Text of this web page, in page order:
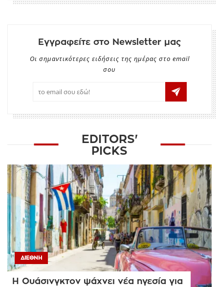
Εγγραφείτε στο Newsletter μας
Οι σημαντικότερες ειδήσεις της ημέρας στο email
σου
EDITORS'
PICKS
ΔΙΕΘΝΉ